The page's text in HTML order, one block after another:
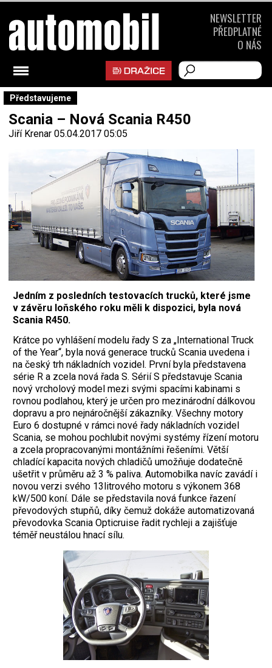
Představujeme
Scania – Nová Scania R450
Jiří Krenar 05.04.2017 05:05
Jedním z posledních testovacích trucků, které jsme
v závěru loňského roku měli k dispozici, byla nová
Scania R450.
Krátce po vyhlášení modelu řady S za „International Truck
of the Year“, byla nová generace trucků Scania uvedena i
na český trh nákladních vozidel. První byla představena
série R a zcela nová řada S. Sérií S představuje Scania
nový vrcholový model mezi svými spacími kabinami s
rovnou podlahou, který je určen pro mezinárodní dálkovou
dopravu a pro nejnáročnější zákazníky. Všechny motory
Euro 6 dostupné v rámci nové řady nákladních vozidel
Scania, se mohou pochlubit novými systémy řízení motoru
a zcela propracovanými montážními řešeními. Větší
chladící kapacita nových chladičů umožňuje dodatečně
ušetřit v průměru až 3 % paliva. Automobilka navíc zavádí i
novou verzi svého 13litrového motoru s výkonem 368
kW/500 koní. Dále se představila nová funkce řazení
převodových stupňů, díky čemuž dokáže automatizovaná
převodovka Scania Opticruise řadit rychleji a zajišťuje
téměř neustálou hnací sílu.
NEWSLETTER
PŘEDPLATNÉ
O NÁS